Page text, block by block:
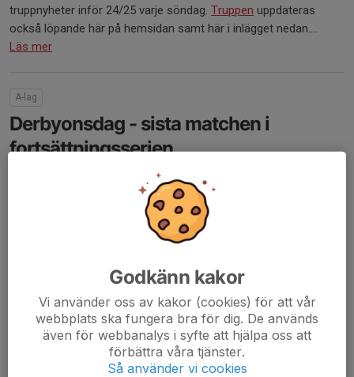
truppnyheter inför 24/25 varje söndag. Truppen uppdateras
också löpande här på hemsidan samt här i inlägget nedan....
Läs mer
A-lag
Derbyonsdag - sista matchen i
fortsättningsserien
0 kommentarer
Godkänn kakor
Vi använder oss av kakor (cookies) för att vår
webbplats ska fungera bra för dig. De används
även för webbanalys i syfte att hjälpa oss att
förbättra våra tjänster.
Så använder vi cookies